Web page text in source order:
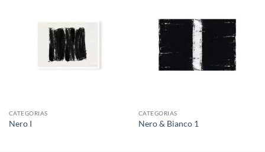
CATEGORIAS
Nero I
CATEGORIAS
Nero & Bianco 1